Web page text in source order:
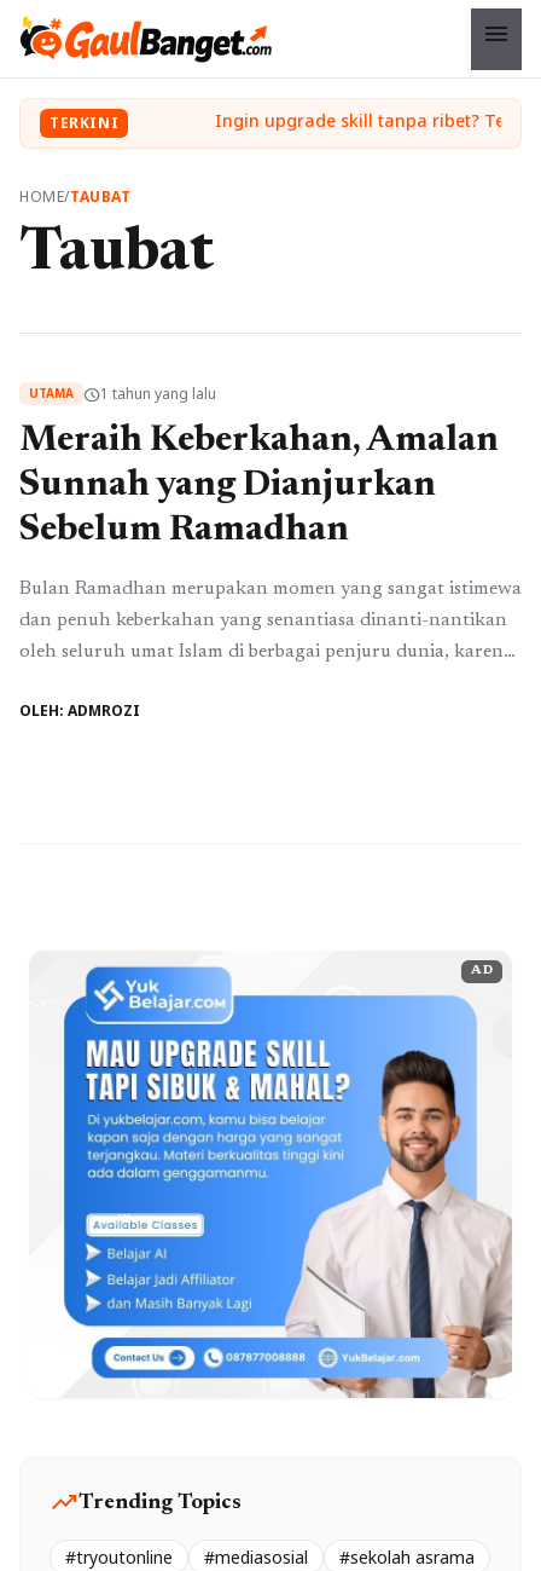
menu
TERKINI
HOME/TAUBAT
Taubat
UTAMA schedule1 tahun yang lalu
Meraih Keberkahan, Amalan
Sunnah yang Dianjurkan
Sebelum Ramadhan
Bulan Ramadhan merupakan momen yang sangat istimewa
dan penuh keberkahan yang senantiasa dinanti-nantikan
oleh seluruh umat Islam di berbagai penjuru dunia, karena
meningkatkan ketakwaan, mendekatkan diri kepada Allah
OLEH: ADMROZI
AD
trending_upTrending Topics
#tryoutonline #mediasosial
#sekolah asrama